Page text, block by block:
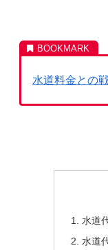
水道料金との
水道
水道